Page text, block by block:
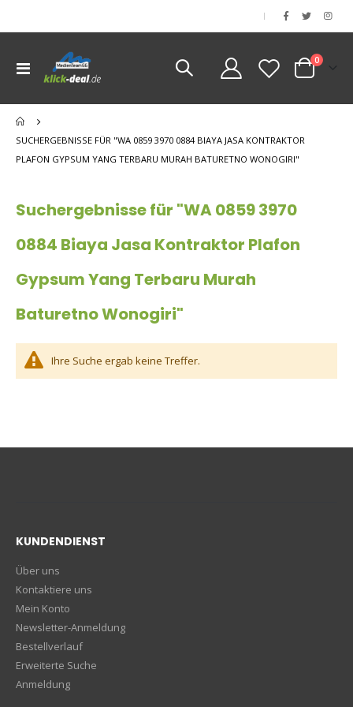
|
Navigation
umschalten
Cart
0Artikel
SUCHERGEBNISSE FÜR "WA 0859 3970 0884 BIAYA JASA KONTRAKTOR
PLAFON GYPSUM YANG TERBARU MURAH BATURETNO WONOGIRI"
Suchergebnisse für "WA 0859 3970
0884 Biaya Jasa Kontraktor Plafon
Gypsum Yang Terbaru Murah
Baturetno Wonogiri"
Ihre Suche ergab keine Treffer.
KUNDENDIENST
Über uns
Kontaktiere uns
Mein Konto
Newsletter-Anmeldung
Bestellverlauf
Erweiterte Suche
Anmeldung